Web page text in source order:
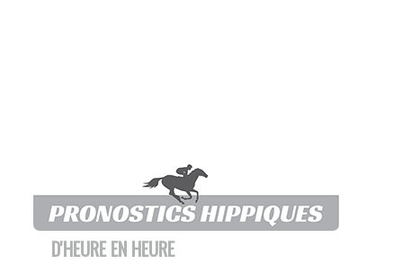
D'HEURE EN HEURE